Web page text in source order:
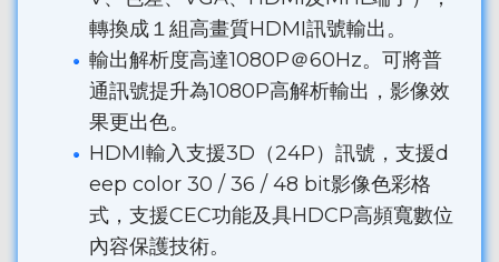
轉換成１組高畫質HDMI訊號輸出。
輸出解析度高達1080P＠60Hz。可將普
通訊號提升為1080P高解析輸出，影像效
果更出色。
HDMI輸入支援3D（24P）訊號，支援d
eep color 30 / 36 / 48 bit影像色彩格
式，支援CEC功能及具HDCP高頻寬數位
內容保護技術。